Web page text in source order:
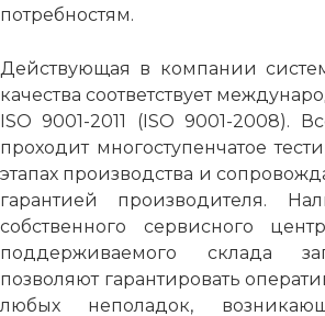
потребностям.
Действующая в компании
качества соответствует
ISO 9001-2011 (ISO 9001-2008).
проходит многоступенчатое
этапах производства и
гарантией производителя.
собственного сервисного
поддерживаемого склада
позволяют гарантировать
любых неполадок,